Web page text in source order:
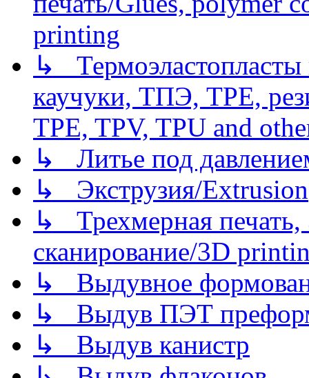
printing
↳
каучуки, ТПЭ, TPE,
TPE, TPV, TPU and
↳ Литье под
↳ Экструзия/Extrusion
↳ Трехмерная
сканирование/3D
↳ Выдувное
↳ Выдув ПЭТ
↳ Выдув канистр